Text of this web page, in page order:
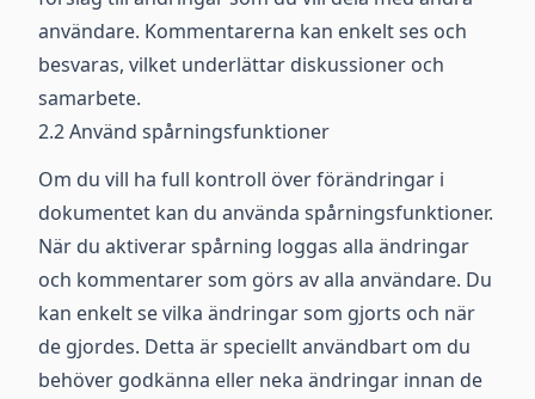
användare. Kommentarerna kan enkelt ses och
besvaras, vilket underlättar diskussioner och
samarbete.
2.2 Använd spårningsfunktioner
Om du vill ha full kontroll över förändringar i
dokumentet kan du använda spårningsfunktioner.
När du aktiverar spårning loggas alla ändringar
och kommentarer som görs av alla användare. Du
kan enkelt se vilka ändringar som gjorts och när
de gjordes. Detta är speciellt användbart om du
behöver godkänna eller neka ändringar innan de